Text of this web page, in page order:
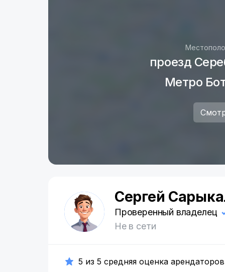
проезд
Метро
С
Сергей
Проверенный владелец
Не в сети
5 из 5 средняя оценка арендаторов